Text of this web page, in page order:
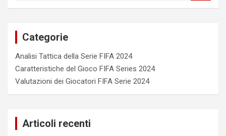
Categorie
Analisi Tattica della Serie FIFA 2024
Caratteristiche del Gioco FIFA Series 2024
Valutazioni dei Giocatori FIFA Serie 2024
Articoli recenti